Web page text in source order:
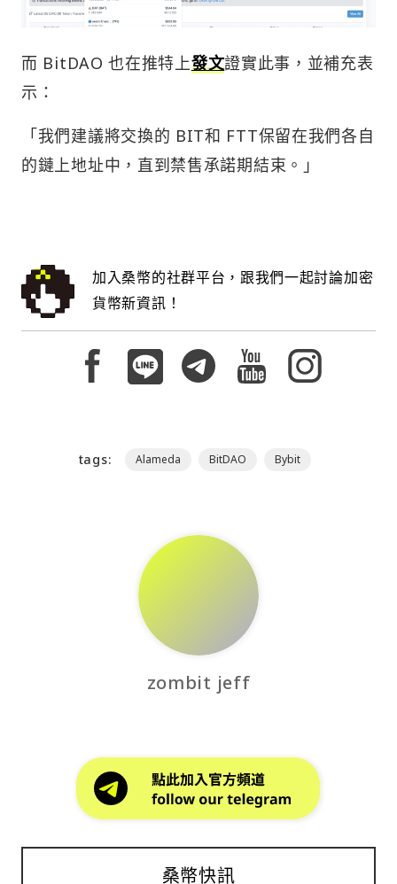
而 BitDAO 也在推特上發文證實此事，並補充表
示：
「我們建議將交換的 BIT和 FTT保留在我們各自
的鏈上地址中，直到禁售承諾期結束。」
加入桑幣的社群平台，跟我們一起討論加密
貨幣新資訊！
tags: Alameda BitDAO Bybit
zombit jeff
桑幣快訊